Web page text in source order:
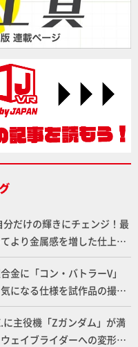
分だけの輝きにチェンジ！最
より金属感を増した仕上が
金に「コン・バトラーV」
になる仕様を試作品の撮り
大鉄人17」＆「ワンエイ
【超合金の魂】
主役機「Zガンダム」が満
ェイブライダーへの変形、